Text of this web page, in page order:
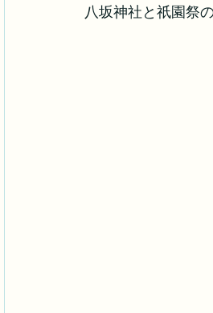
八坂神社と祇園祭